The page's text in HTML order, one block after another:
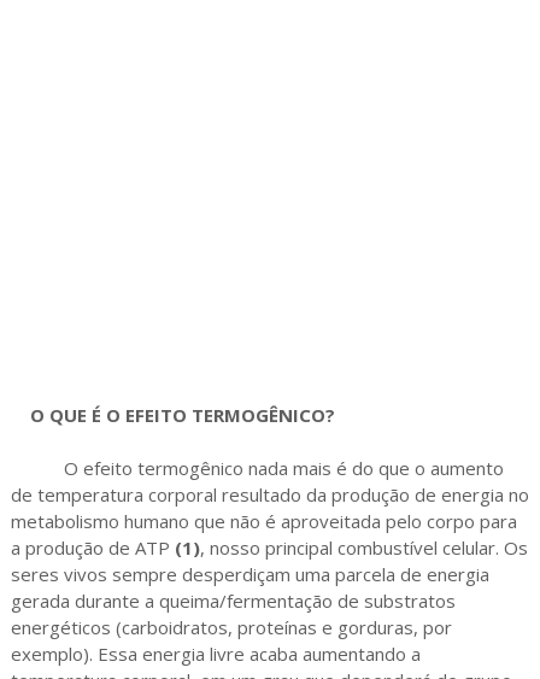
O QUE É O EFEITO TERMOGÊNICO?
O efeito termogênico nada mais é do que o aumento
de temperatura corporal resultado da produção de energia no
metabolismo humano que não é aproveitada pelo corpo para
a produção de ATP (1), nosso principal combustível celular. Os
seres vivos sempre desperdiçam uma parcela de energia
gerada durante a queima/fermentação de substratos
energéticos (carboidratos, proteínas e gorduras, por
exemplo). Essa energia livre acaba aumentando a